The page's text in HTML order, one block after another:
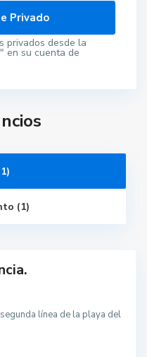
privados desde la
en su cuenta de
(1)
línea de la playa del